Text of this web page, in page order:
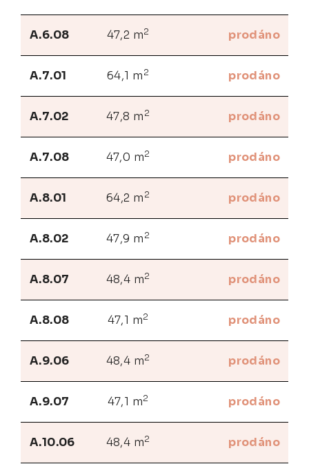
A.6.08 47,2 m2 prodáno
A.7.01 64,1 m 2 prodáno
A.7.02 47,8 m 2 prodáno
A.7.08 47,0 m2 prodáno
A.8.01 64,2 m 2 prodáno
A.8.02 47,9 m 2 prodáno
A.8.07 48,4 m2 prodáno
A.8.08 47,1 m2 prodáno
A.9.06 48,4 m2 prodáno
A.9.07 47,1 m2 prodáno
A.10.06 48,4 m2 prodáno